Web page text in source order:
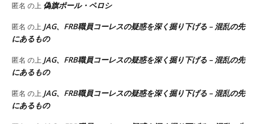
匿名 の上 偽旗ポール・ペロシ
匿名 の上 JAG、FRB職員コーレスの疑惑を深く掘り下げる – 混乱の先
にあるもの
匿名 の上 JAG、FRB職員コーレスの疑惑を深く掘り下げる – 混乱の先
にあるもの
匿名 の上 JAG、FRB職員コーレスの疑惑を深く掘り下げる – 混乱の先
にあるもの